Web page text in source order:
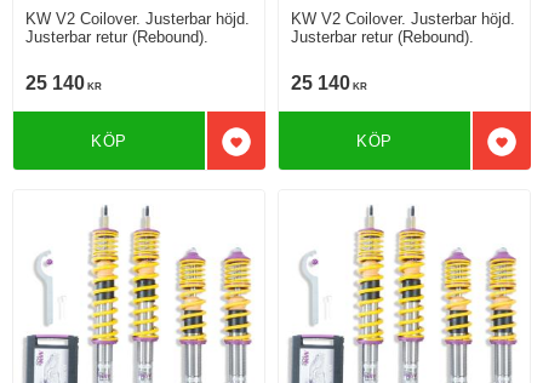
KW V2 Coilover. Justerbar höjd.
Justerbar retur (Rebound).
25 140 KR
Lägg till i favoriter
KÖP
KW V2 Coilover. Justerbar höjd.
Justerbar retur (Rebound).
25 140 KR
KÖP